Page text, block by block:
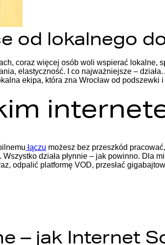
od lokalnego
coraz więcej osób woli wspierać lokalne,
elastyczność. I co najważniejsze – działa.
ekipa, która zna Wrocław od
łączu możesz bez przeszkód
działa płynnie – jak powinno. Dla
odpalić platformę VOD, przesłać
– jak Internet